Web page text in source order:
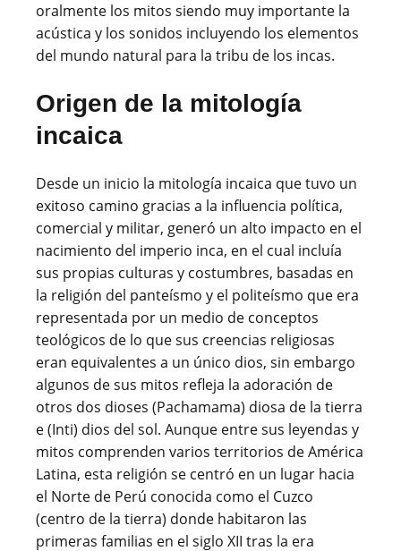
oralmente los mitos siendo muy importante la
acústica y los sonidos incluyendo los elementos
del mundo natural para la tribu de los incas.
Origen de la mitología
incaica
Desde un inicio la mitología incaica que tuvo un
exitoso camino gracias a la influencia política,
comercial y militar, generó un alto impacto en el
nacimiento del imperio inca, en el cual incluía
sus propias culturas y costumbres, basadas en
la religión del panteísmo y el politeísmo que era
representada por un medio de conceptos
teológicos de lo que sus creencias religiosas
eran equivalentes a un único dios, sin embargo
algunos de sus mitos refleja la adoración de
otros dos dioses (Pachamama) diosa de la tierra
e (Inti) dios del sol. Aunque entre sus leyendas y
mitos comprenden varios territorios de América
Latina, esta religión se centró en un lugar hacia
el Norte de Perú conocida como el Cuzco
(centro de la tierra) donde habitaron las
primeras familias en el siglo XII tras la era